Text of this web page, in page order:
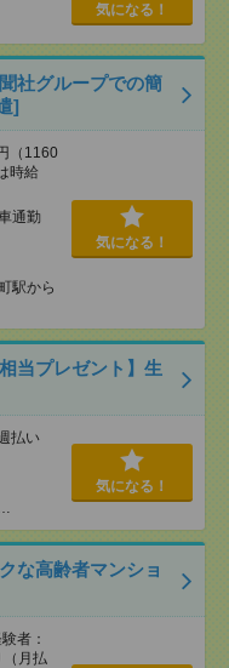
気になる！
社グループでの簡
]
（1160
時給
通勤
駅から
気になる！
当プレゼント】生
払い
気になる！
な高齢者マンショ
者：
月払